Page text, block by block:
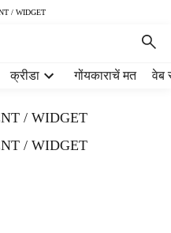
/ WIDGET
क्रीडा गोंयकाराचें मत वेब
/ WIDGET
/ WIDGET